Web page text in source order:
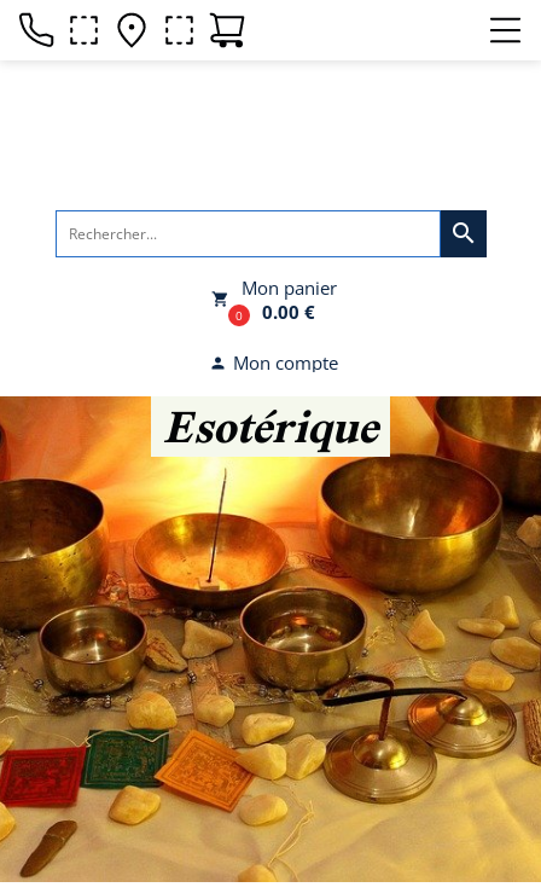
search
local_grocery_store
0
Mon panier
0.00 €
person Mon compte
Esotérique